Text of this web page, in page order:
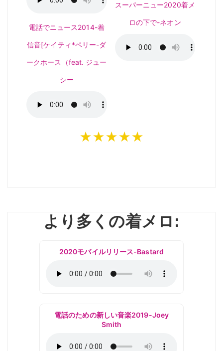
電話でニュース2014-着
信音[ケイティ*ペリー-ダ
ークホース（feat. ジュー
シー
スーパーニュー2020着メ
ロの下で-ネオン
★★★★★
より多くの着メロ:
2020モバイルリリース-Bastard
電話のための新しい音楽2019-Joey
Smith